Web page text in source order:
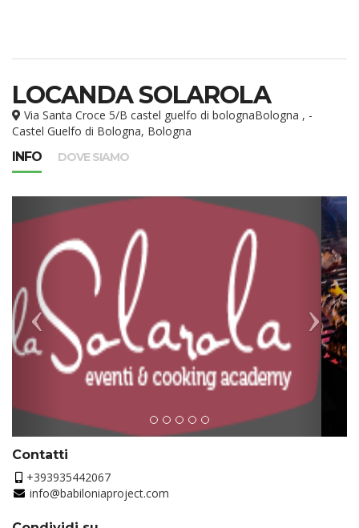
LOCANDA SOLAROLA
Via Santa Croce 5/B castel guelfo di bolognaBologna , -
Castel Guelfo di Bologna, Bologna
INFO
DOVE SIAMO
Contatti
+393935442067
info@babiloniaproject.com